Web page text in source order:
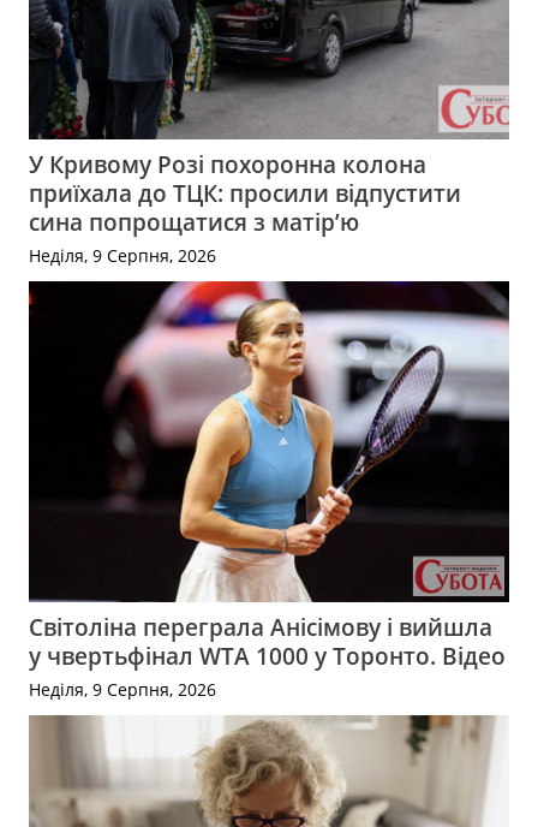
У Кривому Розі похоронна колона
приїхала до ТЦК: просили відпустити
сина попрощатися з матір’ю
Неділя, 9 Серпня, 2026
Світоліна переграла Анісімову і вийшла
у чвертьфінал WTA 1000 у Торонто. Відео
Неділя, 9 Серпня, 2026